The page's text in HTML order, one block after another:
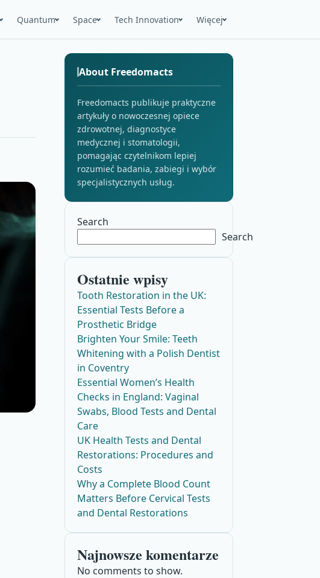
Quantum Space Tech Innovation Więcej
About Freedomacts
Freedomacts publikuje praktyczne
artykuły o nowoczesnej opiece
zdrowotnej, diagnostyce
medycznej i stomatologii,
pomagając czytelnikom lepiej
rozumieć badania, zabiegi i wybór
specjalistycznych usług.
Search
Search
Ostatnie wpisy
Tooth Restoration in the UK:
Essential Tests Before a
Prosthetic Bridge
Brighten Your Smile: Teeth
Whitening with a Polish Dentist
in Coventry
Essential Women’s Health
Checks in England: Vaginal
Swabs, Blood Tests and Dental
Care
UK Health Tests and Dental
Restorations: Procedures and
Costs
Why a Complete Blood Count
Matters Before Cervical Tests
and Dental Restorations
Najnowsze komentarze
No comments to show.